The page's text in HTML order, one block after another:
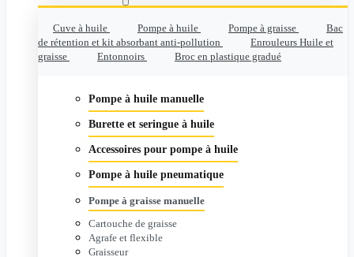
Cuve à huile Pompe à huile Pompe à graisse
Bac
de rétention et kit absorbant anti-pollution
Enrouleurs Huile et
graisse
Entonnoirs Broc en plastique gradué
Pompe à huile manuelle
Burette et seringue à huile
Accessoires pour pompe à huile
Pompe à huile pneumatique
Pompe à graisse manuelle
Cartouche de graisse
Agrafe et flexible
Graisseur